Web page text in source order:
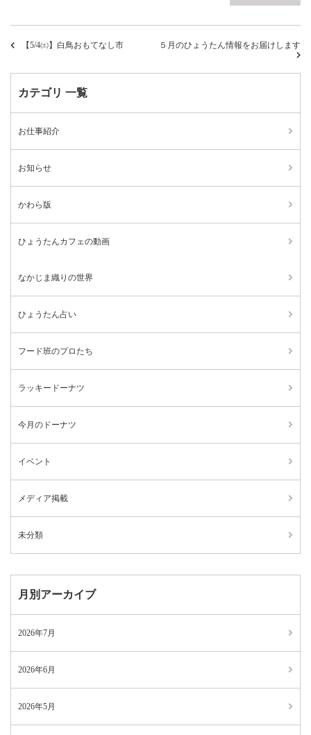
【5/4㈯】白鳥おもてなし市 ５月のひょうたん情報をお届けします
カテゴリ 一覧
お仕事紹介
お知らせ
かわら版
ひょうたんカフェの動画
なかじま織りの世界
ひょうたん占い
フード班のプロたち
ラッキードーナツ
今月のドーナツ
イベント
メディア掲載
未分類
月別アーカイブ
2026年7月
2026年6月
2026年5月